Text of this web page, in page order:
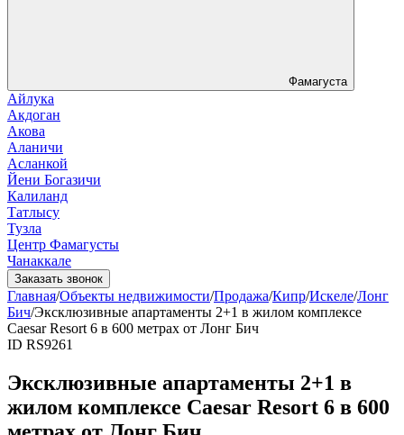
Фамагуста
Айлука
Акдоган
Акова
Аланичи
Асланкой
Йени Богазичи
Калиланд
Татлысу
Тузла
Центр Фамагусты
Чанаккале
Заказать звонок
Главная/Объекты недвижимости/Продажа/Кипр/Искеле/Лонг
Бич/Эксклюзивные апартаменты 2+1 в жилом комплексе
Caesar Resort 6 в 600 метрах от Лонг Бич
ID RS9261
Эксклюзивные апартаменты 2+1 в
жилом комплексе Caesar Resort 6 в 600